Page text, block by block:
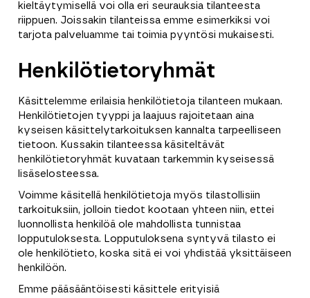
kieltäytymisellä voi olla eri seurauksia tilanteesta
riippuen. Joissakin tilanteissa emme esimerkiksi voi
tarjota palveluamme tai toimia pyyntösi mukaisesti.
Henkilötietoryhmät
Käsittelemme erilaisia henkilötietoja tilanteen mukaan.
Henkilötietojen tyyppi ja laajuus rajoitetaan aina
kyseisen käsittelytarkoituksen kannalta tarpeelliseen
tietoon. Kussakin tilanteessa käsiteltävät
henkilötietoryhmät kuvataan tarkemmin kyseisessä
lisäselosteessa.
Voimme käsitellä henkilötietoja myös tilastollisiin
tarkoituksiin, jolloin tiedot kootaan yhteen niin, ettei
luonnollista henkilöä ole mahdollista tunnistaa
lopputuloksesta. Lopputuloksena syntyvä tilasto ei
ole henkilötieto, koska sitä ei voi yhdistää yksittäiseen
henkilöön.
Emme pääsääntöisesti käsittele erityisiä